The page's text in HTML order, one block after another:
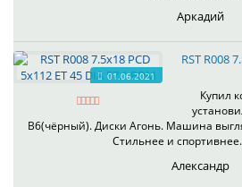
Аркадий
01.06.2021
RST R008
Купил
B6(чёрный). Диски Агонь. Машина
Стильнее и
Александр